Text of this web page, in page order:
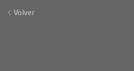
Volver